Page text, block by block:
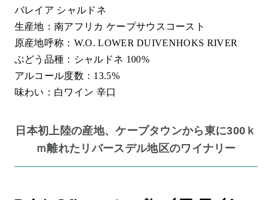
バレイア シャルドネ
生産地：南アフリカ ケープサウスコースト
原産地呼称：W.O. LOWER DUIVENHOKS RIVER
ぶどう品種：シャルドネ 100%
アルコール度数：13.5%
味わい：白ワイン 辛口
日本初上陸の産地、ケープタウンから東に300ｋ
ｍ離れたリバースデル地区のワイナリー